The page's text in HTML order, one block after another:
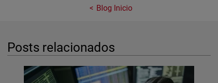
Blog Inicio
Posts relacionados